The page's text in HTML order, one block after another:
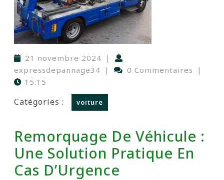
21 novembre 2024 |
expressdepannage34 | 0 Commentaires
|
15:15
Catégories : voiture
Remorquage De Véhicule :
Une Solution Pratique En
Cas D’Urgence